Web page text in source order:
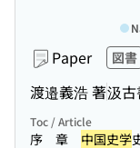
Paper 図書
渡邉義浩 著汲
Toc / Article
序 章 中国史学